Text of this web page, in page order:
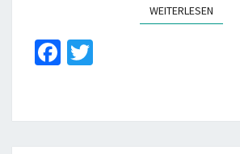
WEITERLESEN
Fa
o er